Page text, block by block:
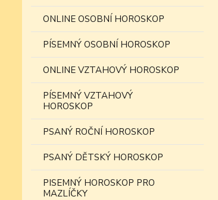
ONLINE OSOBNÍ HOROSKOP
PÍSEMNÝ OSOBNÍ HOROSKOP
ONLINE VZTAHOVÝ HOROSKOP
PÍSEMNÝ VZTAHOVÝ
HOROSKOP
PSANÝ ROČNÍ HOROSKOP
PSANÝ DĚTSKÝ HOROSKOP
PISEMNÝ HOROSKOP PRO
MAZLÍČKY